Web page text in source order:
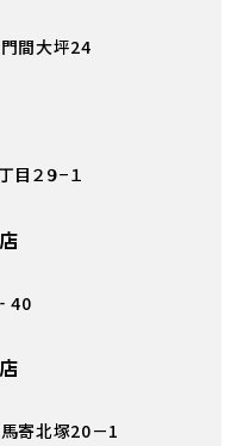
間大坪24
目２９−１
寄北塚20－1